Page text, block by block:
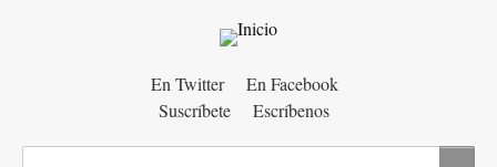
En Twitter
En Facebook
Suscríbete
Escríbenos